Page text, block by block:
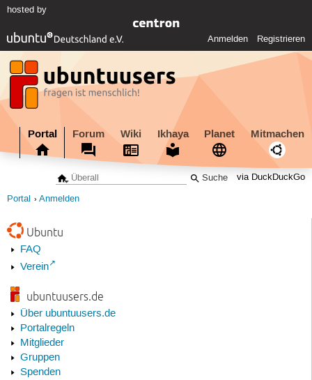
hosted by
Anmelden Registrieren
Portal Forum Wiki Ikhaya Planet Mitmachen
via DuckDuckGo
Portal Anmelden
Ubuntu
FAQ
Verein
ubuntuusers.de
Über ubuntuusers.de
Portalregeln
Mitglieder
Gruppen
Spenden